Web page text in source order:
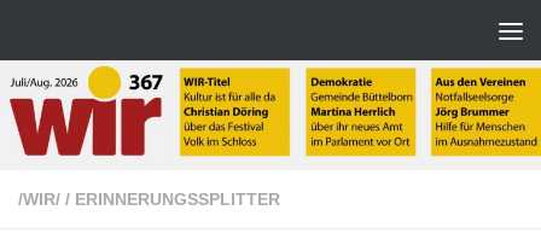
/WIR/ / ERINNERUNGSSPLITTER